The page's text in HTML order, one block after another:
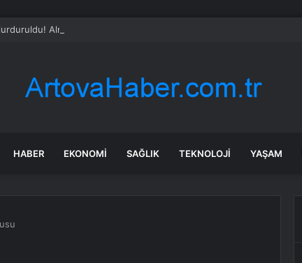
Alman otomotiv devi Çin’de hüsrana uğradı
HABER EKONOMI SAĞLIK TEKNOLOJI YAŞAM